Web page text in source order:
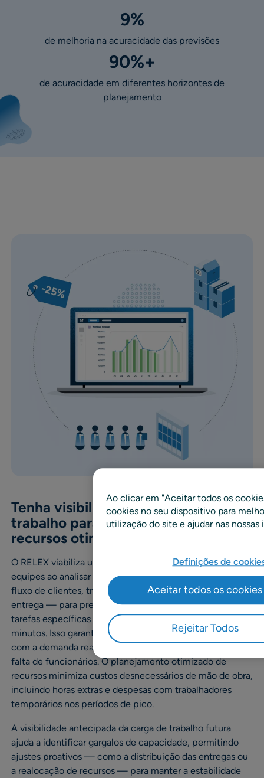
9%
de melhoria na acuracidade das previsões
90%+
de acuracidade em diferentes horizontes de
planejamento
Tenha visibilidade da carga de
trabalho para um planejamento de
recursos otimizado
O RELEX viabiliza um dimensionamento preciso de
equipes ao analisar fatores de carga de trabalho — como
fluxo de clientes, transações de vendas e volumes de
entrega — para prever o tempo gasto em diferentes
tarefas específicas do varejo, com intervalos de 15
minutos. Isso garante o alinhamento dos níveis de pessoal
com a demanda real, reduzindo tanto o excesso quanto a
falta de funcionários. O planejamento otimizado de
recursos minimiza custos desnecessários de mão de obra,
incluindo horas extras e despesas com trabalhadores
temporários nos períodos de pico.
A visibilidade antecipada da carga de trabalho futura
ajuda a identificar gargalos de capacidade, permitindo
ajustes proativos — como a distribuição das entregas ou
a realocação de recursos — para manter a estabilidade
Ao clicar em "Aceitar todos os
cookies no seu dispositivo para
utilização do site e ajudar nas
Definições de
Rejeitar Todos
Aceitar todos os cookies